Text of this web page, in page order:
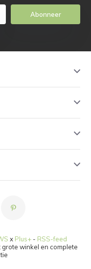
Abonneer
x Plus+ - RSS-feed
winkel en complete